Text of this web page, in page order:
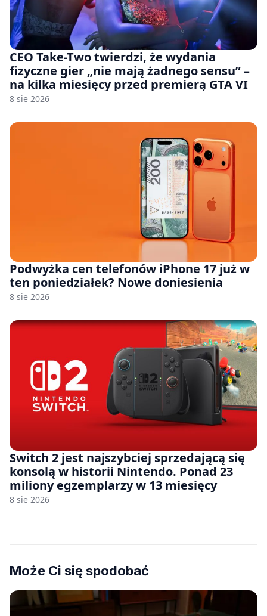
CEO Take-Two twierdzi, że wydania
fizyczne gier „nie mają żadnego sensu” –
na kilka miesięcy przed premierą GTA VI
8 sie 2026
Podwyżka cen telefonów iPhone 17 już w
ten poniedziałek? Nowe doniesienia
8 sie 2026
Switch 2 jest najszybciej sprzedającą się
konsolą w historii Nintendo. Ponad 23
miliony egzemplarzy w 13 miesięcy
8 sie 2026
Może Ci się spodobać